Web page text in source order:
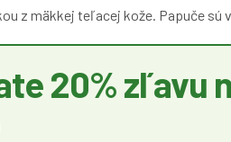
z mäkkej teľacej kože. Papuče sú
20% zľavu